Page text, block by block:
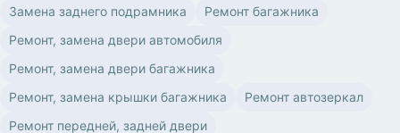
Замена заднего подрамника
Ремонт багажника
Ремонт, замена двери автомобиля
Ремонт, замена двери багажника
Ремонт, замена крышки багажника
Ремонт автозеркал
Ремонт передней, задней двери